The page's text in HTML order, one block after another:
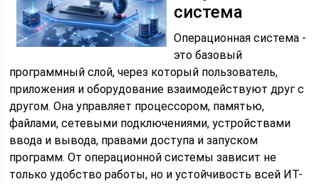
система
Операционная система -
это базовый
программный слой, через который пользователь,
приложения и оборудование взаимодействуют друг с
другом. Она управляет процессором, памятью,
файлами, сетевыми подключениями, устройствами
ввода и вывода, правами доступа и запуском
программ. От операционной системы зависит не
только удобство работы, но и устойчивость всей ИТ-